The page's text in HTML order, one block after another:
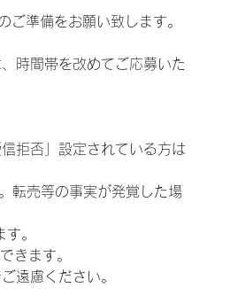
準備をお願い致します。
時間帯を改めてご応募いた
拒否」設定されている方は
転売等の事実が発覚した場
。
きます。
遠慮ください。